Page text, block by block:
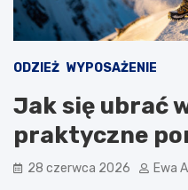
ODZIEŻ WYPOSAŻENIE
Jak się ubrać
praktyczne
28 czerwca 2026 Ewa